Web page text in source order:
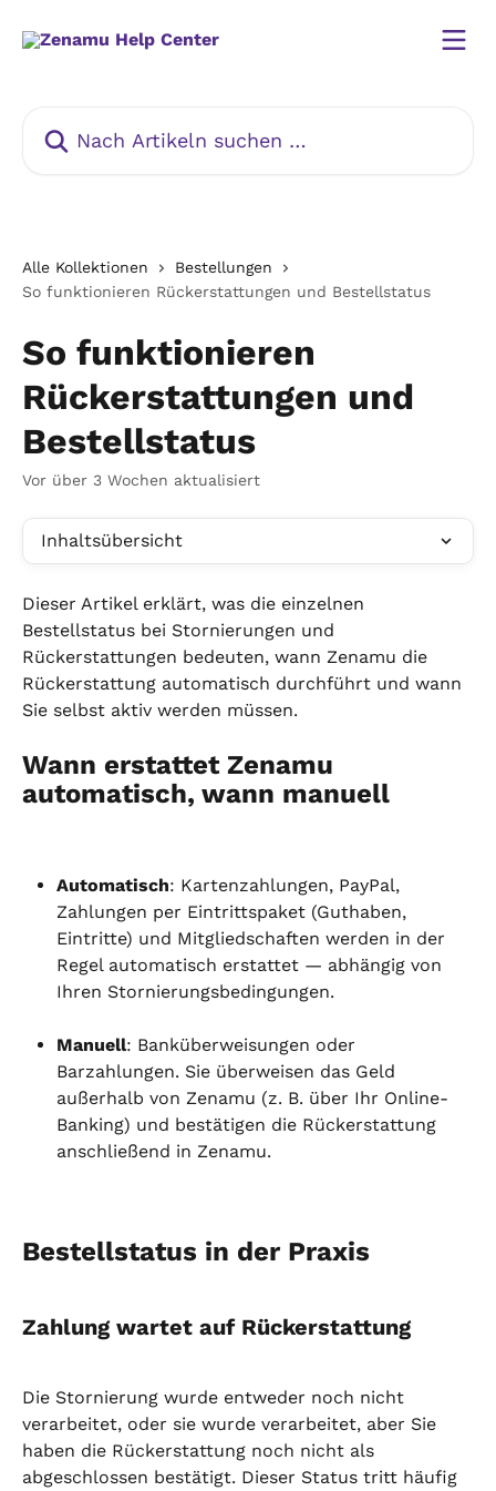
Alle Kollektionen
Bestellungen
So funktionieren Rückerstattungen und Bestellstatus
So funktionieren
Rückerstattungen und
Bestellstatus
Vor über 3 Wochen aktualisiert
Inhaltsübersicht
Dieser Artikel erklärt, was die einzelnen
Bestellstatus bei Stornierungen und
Rückerstattungen bedeuten, wann Zenamu die
Rückerstattung automatisch durchführt und wann
Sie selbst aktiv werden müssen.
Wann erstattet Zenamu
automatisch, wann manuell
Automatisch: Kartenzahlungen, PayPal,
Zahlungen per Eintrittspaket (Guthaben,
Eintritte) und Mitgliedschaften werden in der
Regel automatisch erstattet — abhängig von
Ihren Stornierungsbedingungen.
Manuell: Banküberweisungen oder
Barzahlungen. Sie überweisen das Geld
außerhalb von Zenamu (z. B. über Ihr Online-
Banking) und bestätigen die Rückerstattung
anschließend in Zenamu.
Bestellstatus in der Praxis
Zahlung wartet auf Rückerstattung
Die Stornierung wurde entweder noch nicht
verarbeitet, oder sie wurde verarbeitet, aber Sie
haben die Rückerstattung noch nicht als
abgeschlossen bestätigt. Dieser Status tritt häufig